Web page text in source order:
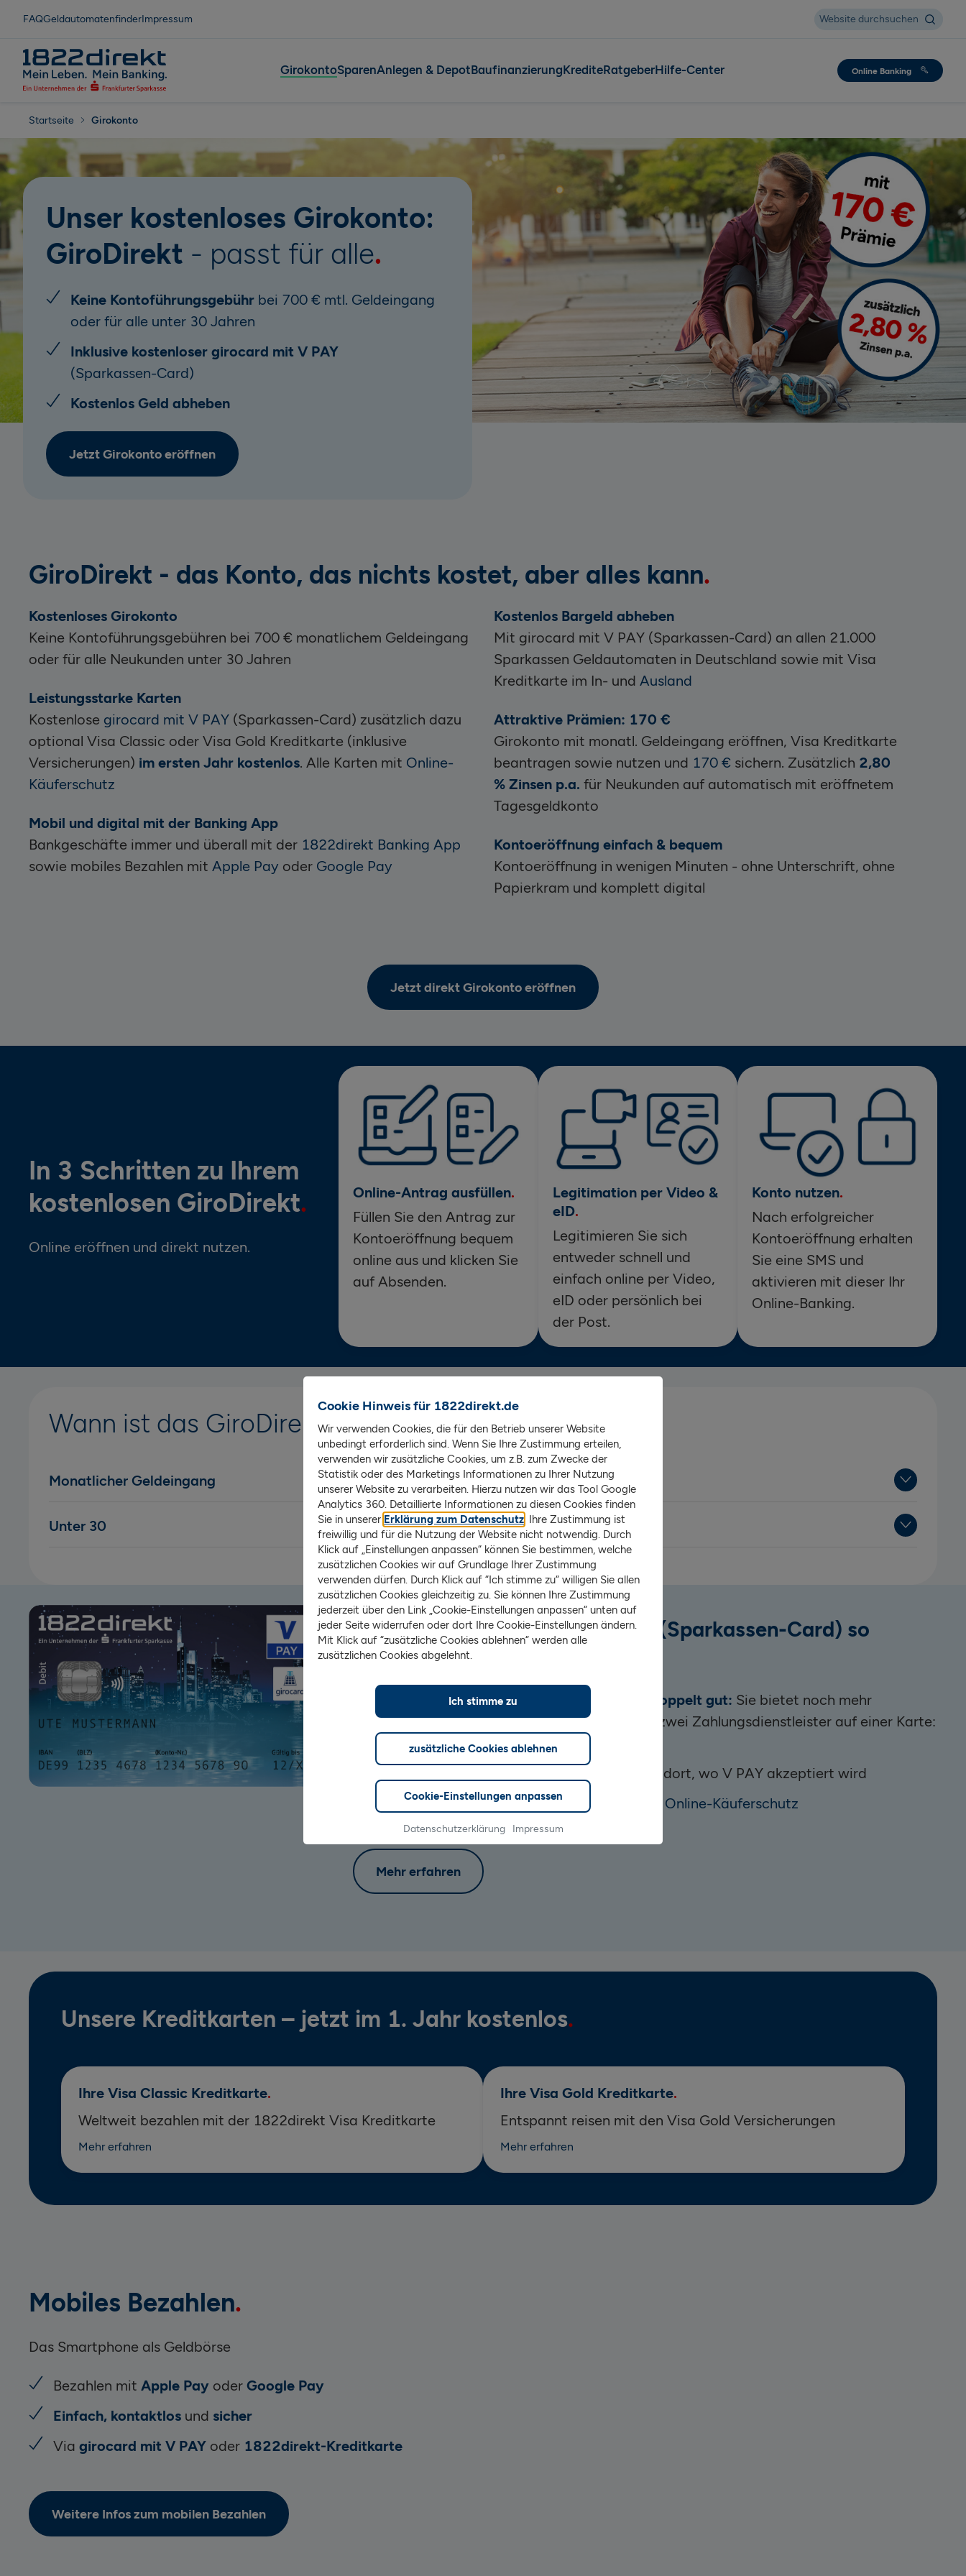
Cookie Hinweis für 1822direkt.de
Wir verwenden Cookies, die für den Betrieb unserer Website
unbedingt erforderlich sind. Wenn Sie Ihre Zustimmung erteilen,
verwenden wir zusätzliche Cookies, um z.B. zum Zwecke der
Statistik oder des Marketings Informationen zu Ihrer Nutzung
unserer Website zu verarbeiten. Hierzu nutzen wir das Tool Google
Analytics 360. Detaillierte Informationen zu diesen Cookies finden
Sie in unserer Erklärung zum Datenschutz . Ihre Zustimmung ist
freiwillig und für die Nutzung der Website nicht notwendig. Durch
Klick auf „Einstellungen anpassen“ können Sie bestimmen, welche
zusätzlichen Cookies wir auf Grundlage Ihrer Zustimmung
verwenden dürfen. Durch Klick auf “Ich stimme zu“ willigen Sie allen
zusätzlichen Cookies gleichzeitig zu. Sie können Ihre Zustimmung
jederzeit über den Link „Cookie-Einstellungen anpassen“ unten auf
jeder Seite widerrufen oder dort Ihre Cookie-Einstellungen ändern.
Mit Klick auf “zusätzliche Cookies ablehnen“ werden alle
zusätzlichen Cookies abgelehnt.
Ich stimme zu
zusätzliche Cookies ablehnen
Cookie-Einstellungen anpassen
Datenschutzerklärung Impressum
FAQGeldautomatenfinderImpressum Website durchsuchen
GirokontoSparenAnlegen & DepotBaufinanzierungKrediteRatgeberHilfe-Center Online Banking
Startseite Girokonto
Unser kostenloses Girokonto:
GiroDirekt - passt für alle
Keine Kontoführungsgebühr bei 700 € mtl. Geldeingang
oder für alle unter 30 Jahren
Inklusive kostenloser girocard mit V PAY
(Sparkassen-Card)
Kostenlos Geld abheben
Jetzt Girokonto eröffnen
GiroDirekt - das Konto, das nichts kostet, aber alles kann
Kostenloses Girokonto
Keine Kontoführungsgebühren bei 700 € monatlichem Geldeingang
oder für alle Neukunden unter 30 Jahren
Leistungsstarke Karten
Kostenlose girocard mit V PAY (Sparkassen-Card) zusätzlich dazu
optional Visa Classic oder Visa Gold Kreditkarte (inklusive
Versicherungen) im ersten Jahr kostenlos. Alle Karten mit Online-
Käuferschutz
Mobil und digital mit der Banking App
Bankgeschäfte immer und überall mit der 1822direkt Banking App
sowie mobiles Bezahlen mit Apple Pay oder Google Pay
Kostenlos Bargeld abheben
Mit girocard mit V PAY (Sparkassen-Card) an allen 21.000
Sparkassen Geldautomaten in Deutschland sowie mit Visa
Kreditkarte im In- und Ausland
Attraktive Prämien: 170 €
Girokonto mit monatl. Geldeingang eröffnen, Visa Kreditkarte
beantragen sowie nutzen und 170 € sichern. Zusätzlich 2,80
% Zinsen p.a. für Neukunden auf automatisch mit eröffnetem
Tagesgeldkonto
Kontoeröffnung einfach & bequem
Kontoeröffnung in wenigen Minuten - ohne Unterschrift, ohne
Papierkram und komplett digital
Jetzt direkt Girokonto eröffnen
In 3 Schritten zu Ihrem
kostenlosen GiroDirekt
Online eröffnen und direkt nutzen.
Online-Antrag ausfüllen
Füllen Sie den Antrag zur
Kontoeröffnung bequem
online aus und klicken Sie
auf Absenden.
Legitimation per Video &
eID
Legitimieren Sie sich
entweder schnell und
einfach online per Video,
eID oder persönlich bei
der Post.
Konto nutzen
Nach erfolgreicher
Kontoeröffnung erhalten
Sie eine SMS und
aktivieren mit dieser Ihr
Online-Banking.
Wann ist das GiroDirekt Girokonto kostenlos
Monatlicher Geldeingang
Unter 30
Was unsere girocard mit V PAY (Sparkassen-Card) so
besonders macht
kostenlose girocard mit V PAY ist doppelt gut: Sie bietet noch mehr
Akzeptanzstellen in Deutschland durch die zwei Zahlungsdienstleister auf einer Karte:
girocard und V PAY
Überall dort, wo V PAY akzeptiert wird
Mobiles Bezahlen: Apple Pay fähig inklusive Online-Käuferschutz
Mehr erfahren
Unsere Kreditkarten – jetzt im 1. Jahr kostenlos
Ihre Visa Classic Kreditkarte
Weltweit bezahlen mit der 1822direkt Visa Kreditkarte
Mehr erfahren
Ihre Visa Gold Kreditkarte
Entspannt reisen mit den Visa Gold Versicherungen
Mehr erfahren
Mobiles Bezahlen
Das Smartphone als Geldbörse
Bezahlen mit Apple Pay oder Google Pay
Einfach, kontaktlos und sicher
Via girocard mit V PAY oder 1822direkt-Kreditkarte
Weitere Infos zum mobilen Bezahlen